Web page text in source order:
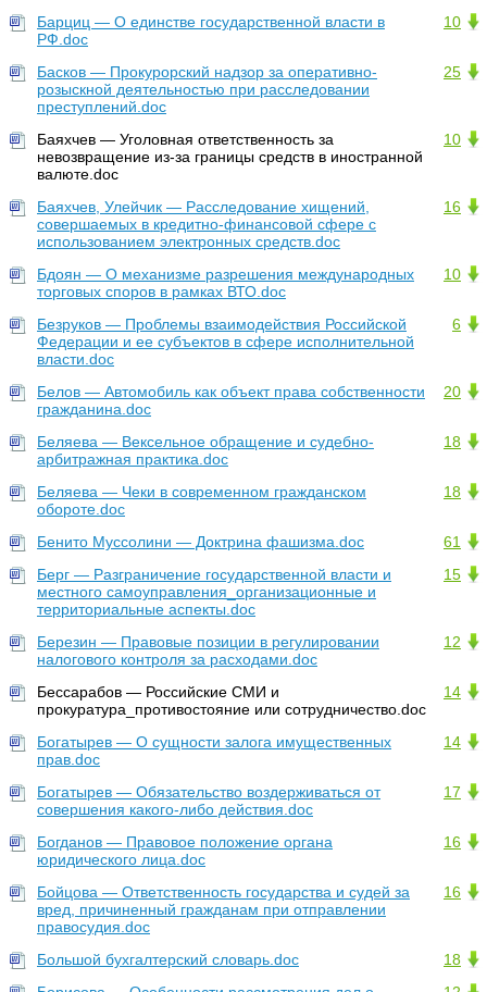
10
Барциц — О единстве государственной власти в
РФ.doc
25
Басков — Прокурорский надзор за оперативно-
розыскной деятельностью при расследовании
преступлений.doc
10
Баяхчев — Уголовная ответственность за
невозвращение из-за границы средств в иностранной
валюте.doc
16
Баяхчев, Улейчик — Расследование хищений,
совершаемых в кредитно-финансовой сфере с
использованием электронных средств.doc
10
Бдоян — О механизме разрешения международных
торговых споров в рамках ВТО.doc
6
Безруков — Проблемы взаимодействия Российской
Федерации и ее субъектов в сфере исполнительной
власти.doc
20
Белов — Автомобиль как объект права собственности
гражданина.doc
18
Беляева — Вексельное обращение и судебно-
арбитражная практика.doc
18
Беляева — Чеки в современном гражданском
обороте.doc
61
Бенито Муссолини — Доктрина фашизма.doc
15
Берг — Разграничение государственной власти и
местного самоуправления_организационные и
территориальные аспекты.doc
12
Березин — Правовые позиции в регулировании
налогового контроля за расходами.doc
14
Бессарабов — Российские СМИ и
прокуратура_противостояние или сотрудничество.doc
14
Богатырев — О сущности залога имущественных
прав.doc
17
Богатырев — Обязательство воздерживаться от
совершения какого-либо действия.doc
16
Богданов — Правовое положение органа
юридического лица.doc
16
Бойцова — Ответственность государства и судей за
вред, причиненный гражданам при отправлении
правосудия.doc
18
Большой бухгалтерский словарь.doc